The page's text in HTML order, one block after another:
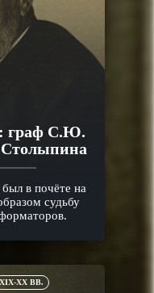
граф С.Ю.
в почёте на
судьбу
XIX-XX ВВ.